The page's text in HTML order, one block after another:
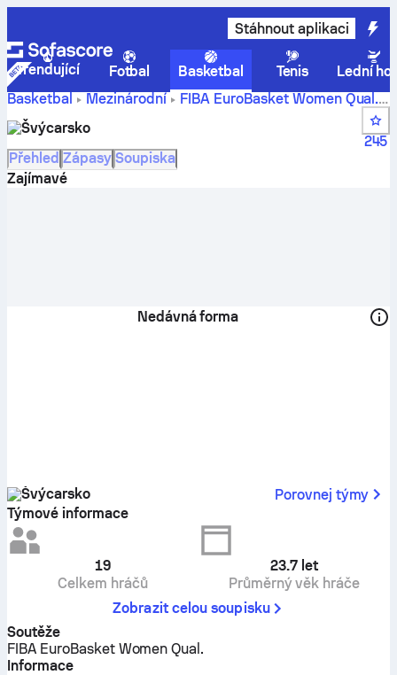
Stáhnout aplikaci
Trendující Fotbal Basketbal Tenis
Lední
Basketbal
Mezinárodní
FIBA EuroBasket Women Qual.
Skóre, pořadí, rozpis a hráči týmu Švýcarsko
Švýcarsko
245
Přehled Zápasy Soupiska
Zajímavé
Nedávná forma
Švýcarsko
Porovnej týmy
Týmové informace
19
Celkem hráčů
23.7 let
Průměrný věk hráče
Zobrazit celou soupisku
Soutěže
FIBA EuroBasket Women Qual.
Informace